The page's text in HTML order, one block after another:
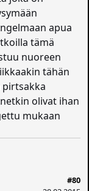
apua
tämä
nuoreen
tähän
pirtsakka
olivat ihan
mukaan
#80